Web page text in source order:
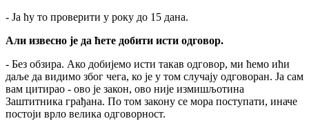
- Ја ћу то проверити у року до 15 дана.
Али извесно је да ћете добити исти одговор.
- Без обзира. Ако добијемо исти такав одговор, ми ћемо ићи
даље да видимо због чега, ко је у том случају одговоран. Ја сам
вам цитирао - ово је закон, ово није измишљотина
Заштитника грађана. По том закону се мора поступати, иначе
постоји врло велика одговорност.